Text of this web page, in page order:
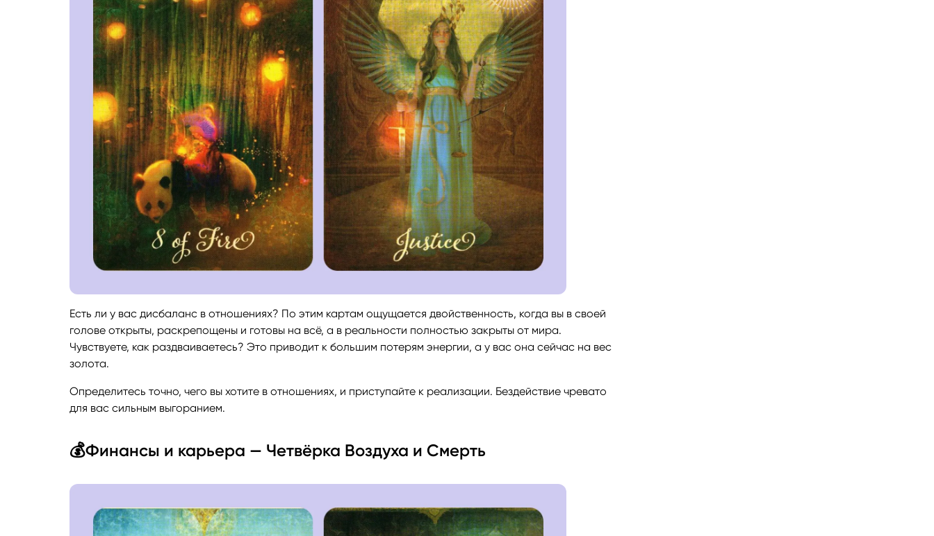
Есть ли у вас дисбаланс в отношениях? По этим картам ощущается двойственность, когда вы в своей
голове открыты, раскрепощены и готовы на всё, а в реальности полностью закрыты от мира.
Чувствуете, как раздваиваетесь? Это приводит к большим потерям энергии, а у вас она сейчас на вес
золота.
Определитесь точно, чего вы хотите в отношениях, и приступайте к реализации. Бездействие чревато
для вас сильным выгоранием.
💰Финансы и карьера — Четвёрка Воздуха и Смерть